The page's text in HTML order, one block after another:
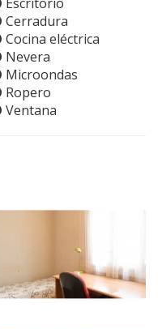
Cerradura
Cocina eléctrica
Nevera
Microondas
Ropero
Ventana